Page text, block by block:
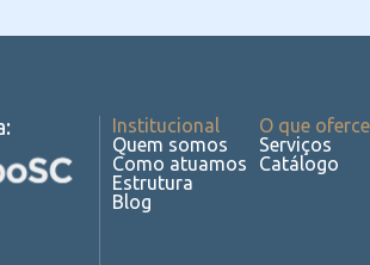
Institucional
Quem somos
Como atuamos
Estrutura
Blog
O que
Serviços
Catálogo